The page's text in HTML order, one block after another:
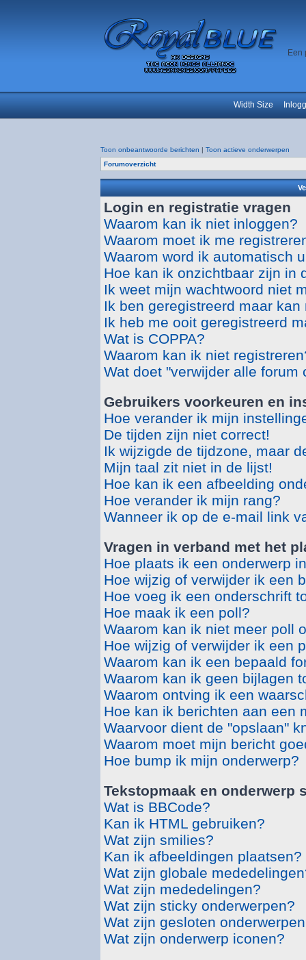
Een
Width Size
Toon onbeantwoorde berichten | Toon actieve onderwerpen
Forumoverzicht
Login en registratie vragen
Waarom kan ik niet inloggen?
Waarom moet ik me
Waarom word ik automatisch
Hoe kan ik onzichtbaar zijn in
Ik weet mijn wachtwoord niet
Ik ben geregistreerd maar kan
Ik heb me ooit geregistreerd
Wat is COPPA?
Waarom kan ik niet
Wat doet "verwijder alle forum
Gebruikers voorkeuren en
Hoe verander ik mijn
De tijden zijn niet correct!
Ik wijzigde de tijdzone, maar
Mijn taal zit niet in de lijst!
Hoe kan ik een afbeelding
Hoe verander ik mijn rang?
Wanneer ik op de e-mail link
Vragen in verband met het
Hoe plaats ik een onderwerp
Hoe wijzig of verwijder ik een
Hoe voeg ik een onderschrift
Hoe maak ik een poll?
Waarom kan ik niet meer poll
Hoe wijzig of verwijder ik een
Waarom kan ik een bepaald
Waarom kan ik geen bijlagen
Waarom ontving ik een
Hoe kan ik berichten aan een
Waarvoor dient de "opslaan"
Waarom moet mijn bericht
Hoe bump ik mijn onderwerp?
Tekstopmaak en onderwerp
Wat is BBCode?
Kan ik HTML gebruiken?
Wat zijn smilies?
Kan ik afbeeldingen plaatsen?
Wat zijn globale
Wat zijn mededelingen?
Wat zijn sticky onderwerpen?
Wat zijn gesloten
Wat zijn onderwerp iconen?